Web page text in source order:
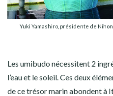
Yuki Yamashiro, présidente de
Les umibudo nécessitent 2
l’eau et le soleil. Ces deux
de ce trésor marin abondent à